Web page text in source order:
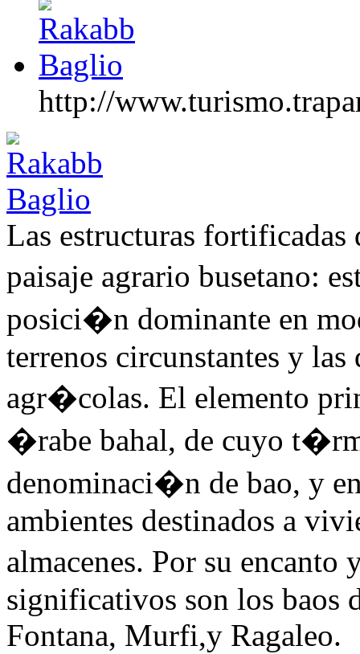
http://
Las estructuras fortificadas
paisaje agrario busetano:
posici�n dominante en
terrenos circunstantes y las
agr�colas. El elemento
�rabe bahal, de cuyo
denominaci�n de bao, y
ambientes destinados a
almacenes. Por su
significativos son los baos
Fontana, Murfi,y Ragaleo.